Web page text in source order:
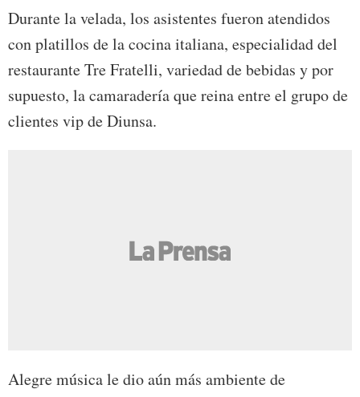
Durante la velada, los asistentes fueron atendidos
con platillos de la cocina italiana, especialidad del
restaurante Tre Fratelli, variedad de bebidas y por
supuesto, la camaradería que reina entre el grupo de
clientes vip de Diunsa.
Alegre música le dio aún más ambiente de